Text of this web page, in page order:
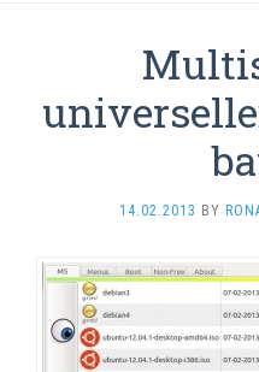
14.02.2013 BY